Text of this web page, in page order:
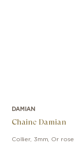
DAMIAN
Chaine Damian
Collier, 3mm Or rose